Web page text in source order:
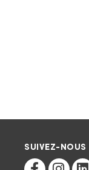
SUIVEZ-NOUS